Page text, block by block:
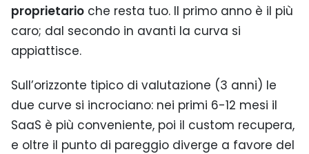
proprietario che resta tuo. Il primo anno è il più
caro; dal secondo in avanti la curva si
appiattisce.
Sull’orizzonte tipico di valutazione (3 anni) le
due curve si incrociano: nei primi 6-12 mesi il
SaaS è più conveniente, poi il custom recupera,
e oltre il punto di pareggio diverge a favore del